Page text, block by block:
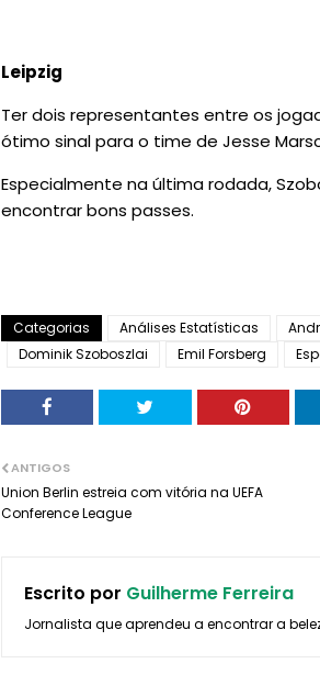
Leipzig
Ter dois representantes entre os
ótimo sinal para o time de Jesse
Especialmente na última rodada,
encontrar bons passes.
Categorias Análises Estatísticas
Dominik Szoboszlai
Emil Forsberg
ANTIGOS
Union Berlin estreia com vitória na UEFA
Conference League
Escrito por Guilherme Ferreira
Jornalista que aprendeu a encontrar a